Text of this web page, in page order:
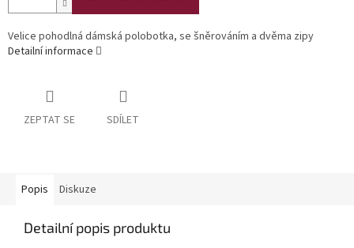
Velice pohodlná dámská polobotka, se šněrováním a dvěma zipy
Detailní informace
ZEPTAT SE SDÍLET
Popis Diskuze
Detailní popis produktu